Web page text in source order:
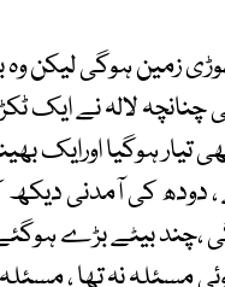
زمین ہوگی لیکن
لالہ نے ایک
ہوگیا اورایک
، دودھ کی آمدنی
بیٹے بڑے
مسئلہ نہ تھا ،